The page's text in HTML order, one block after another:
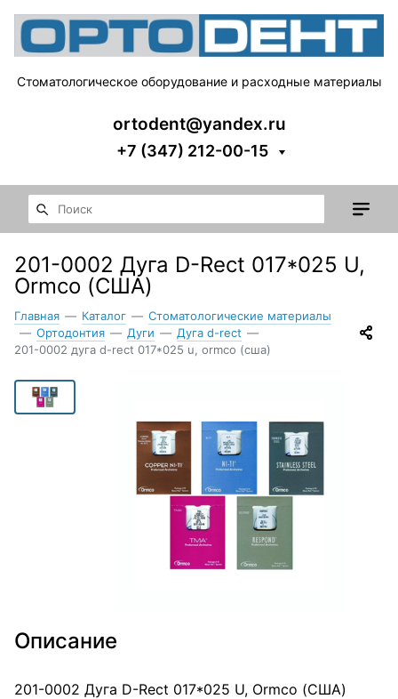
Стоматологическое оборудование и расходные материалы
ortodent@yandex.ru
+7 (347) 212-00-15
201-0002 Дуга D-Rect 017*025 U,
Ormco (США)
Главная — Каталог — Стоматологические материалы
— Ортодонтия — Дуги — Дуга d-rect —
201-0002 дуга d-rect 017*025 u, ormco (сша)
Описание
201-0002 Дуга D-Rect 017*025 U, Ormco (США)